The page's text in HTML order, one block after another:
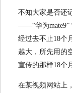
不知大家是否还
——“华为mate9”
经过去不止18个
越大，所先用的
宣传的那样18个
在某视频网站上